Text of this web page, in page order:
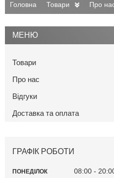
Головна Товари Про
Товари
Про нас
Відгуки
Доставка та оплата
ГРАФІК РОБОТИ
ПОНЕДІЛОК 08:00